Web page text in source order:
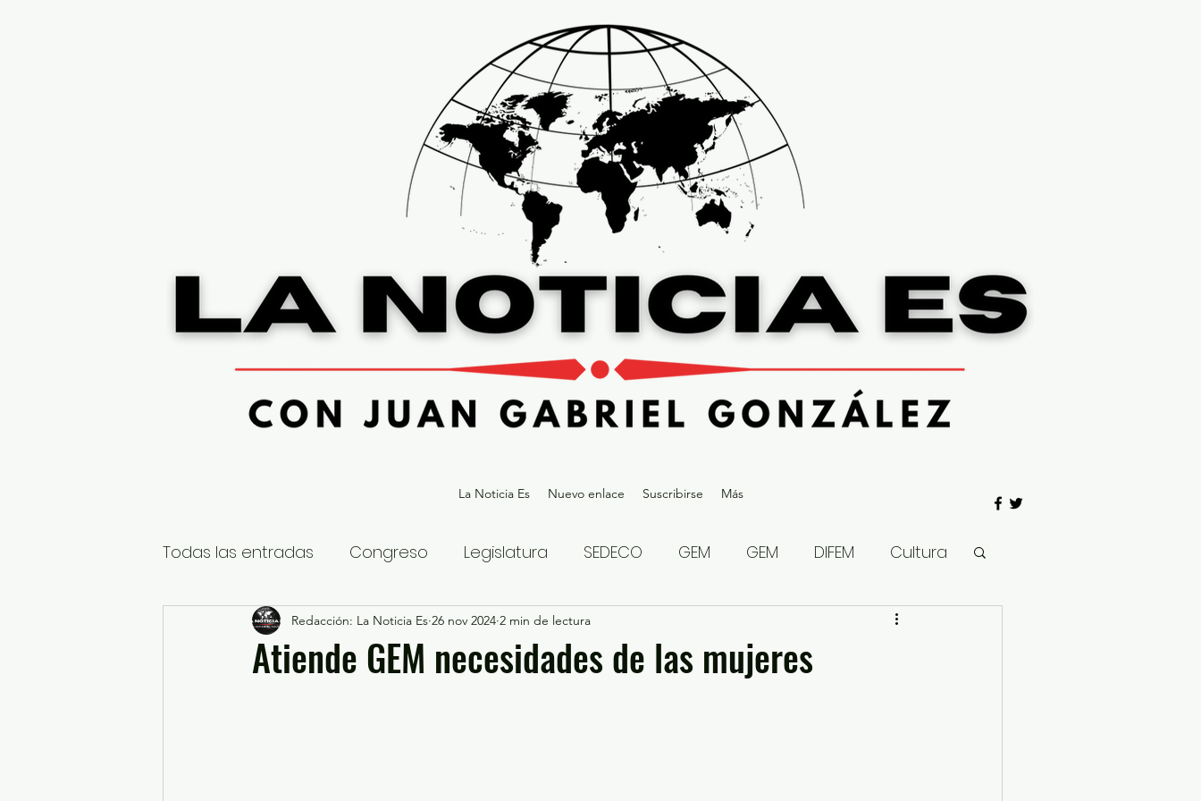
La Noticia Es Nuevo enlace Suscribirse Más
Todas las entradas Congreso Legislatura SEDECO GEM GEM DIFEM Cultura
Nacional Estatal Gubernatura Edoméx 2023
Atiende GEM necesidades de las mujeres
Redacción: La Noticia Es 26 nov 2024 2 min de lectura